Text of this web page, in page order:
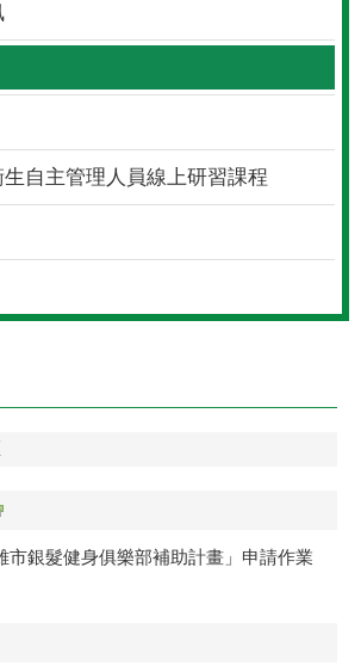
自主管理人員線上研習課程
市銀髮健身俱樂部補助計畫」申請作業